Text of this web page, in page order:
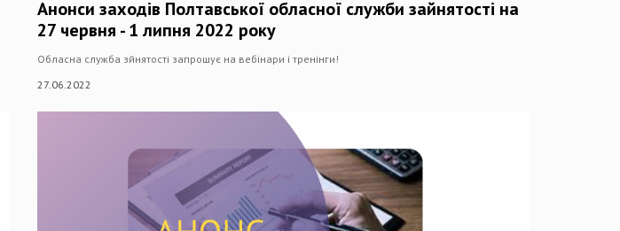
Анонси заходів Полтавської обласної служби зайнятості на
27 червня - 1 липня 2022 року
Обласна служба зйнятості запрошує на вебінари і тренінги!
27.06.2022